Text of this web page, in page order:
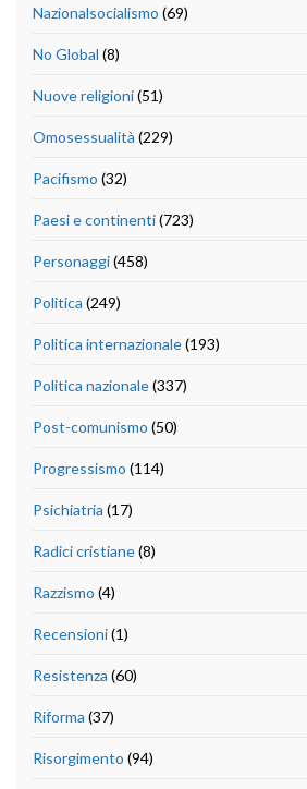
Nazionalsocialismo (69)
No Global (8)
Nuove religioni(51)
Omosessualità (229)
Pacifismo (32)
Paesi e continenti(723)
Personaggi(458)
Politica (249)
Politica internazionale(193)
Politica nazionale(337)
Post-comunismo (50)
Progressismo (114)
Psichiatria (17)
Radici cristiane(8)
Razzismo (4)
Recensioni(1)
Resistenza (60)
Riforma (37)
Risorgimento (94)